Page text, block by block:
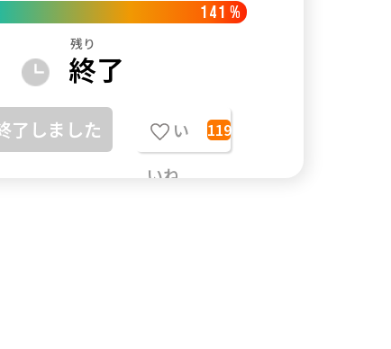
141 %
残り
終了
了しました
い
いね
119